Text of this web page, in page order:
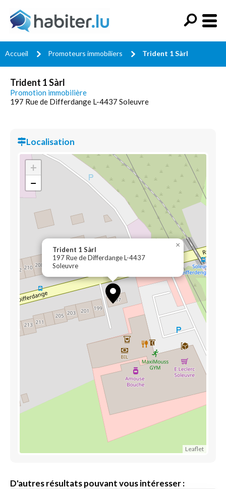
Accueil Promoteurs immobiliers Trident 1 Sàrl
Trident 1 Sàrl
Promotion immobilière
197 Rue de Differdange L-4437 Soleuvre
Localisation
Trident 1 Sàrl
197 Rue de Differdange L-4437
Soleuvre
×
+
−
Leaflet
D'autres résultats pouvant vous intéresser :